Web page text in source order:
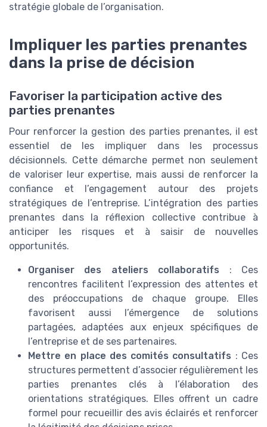
stratégie globale de l’organisation.
Impliquer les parties prenantes
dans la prise de décision
Favoriser la participation active des
parties prenantes
Pour renforcer la gestion des parties prenantes, il est
essentiel de les impliquer dans les processus
décisionnels. Cette démarche permet non seulement
de valoriser leur expertise, mais aussi de renforcer la
confiance et l’engagement autour des projets
stratégiques de l’entreprise. L’intégration des parties
prenantes dans la réflexion collective contribue à
anticiper les risques et à saisir de nouvelles
opportunités.
Organiser des ateliers collaboratifs : Ces
rencontres facilitent l’expression des attentes et
des préoccupations de chaque groupe. Elles
favorisent aussi l’émergence de solutions
partagées, adaptées aux enjeux spécifiques de
l’entreprise et de ses partenaires.
Mettre en place des comités consultatifs : Ces
structures permettent d’associer régulièrement les
parties prenantes clés à l’élaboration des
orientations stratégiques. Elles offrent un cadre
formel pour recueillir des avis éclairés et renforcer